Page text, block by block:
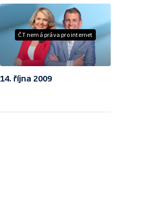
ČT nemá práva pro internet
14. října 2009